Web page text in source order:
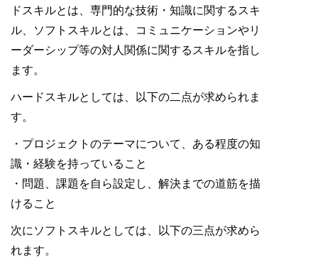
ドスキルとは、専門的な技術・知識に関するスキ
ル、ソフトスキルとは、コミュニケーションやリ
ーダーシップ等の対人関係に関するスキルを指し
ます。
ハードスキルとしては、以下の二点が求められま
す。
・プロジェクトのテーマについて、ある程度の知
識・経験を持っていること
・問題、課題を自ら設定し、解決までの道筋を描
けること
次にソフトスキルとしては、以下の三点が求めら
れます。